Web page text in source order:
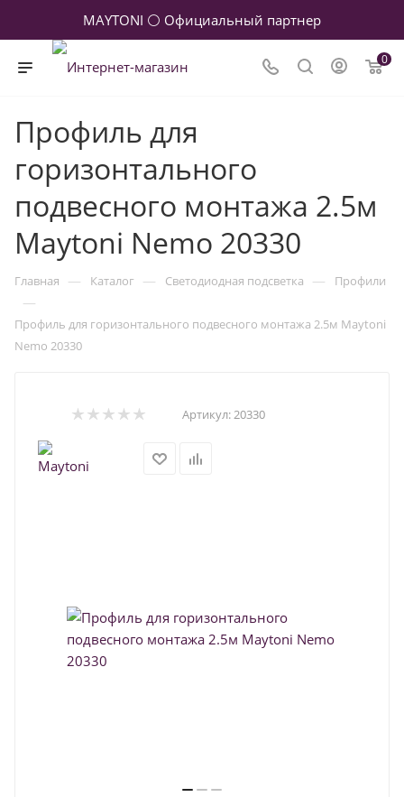
MAYTONI ⚪ Официальный партнер
0
Профиль для
горизонтального
подвесного монтажа 2.5м
Maytoni Nemo 20330
Главная — Каталог — Светодиодная подсветка — Профили
—
Профиль для горизонтального подвесного монтажа 2.5м Maytoni
Nemo 20330
Артикул:20330